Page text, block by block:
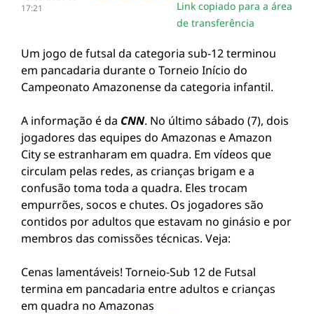
17:21
Link copiado para a área
de transferência
Um jogo de futsal da categoria sub-12 terminou
em pancadaria durante o Torneio Início do
Campeonato Amazonense da categoria infantil.
A informação é da CNN. No último sábado (7), dois
jogadores das equipes do Amazonas e Amazon
City se estranharam em quadra. Em vídeos que
circulam pelas redes, as crianças brigam e a
confusão toma toda a quadra. Eles trocam
empurrões, socos e chutes. Os jogadores são
contidos por adultos que estavam no ginásio e por
membros das comissões técnicas. Veja:
Cenas lamentáveis! Torneio-Sub 12 de Futsal
termina em pancadaria entre adultos e crianças
em quadra no Amazonas